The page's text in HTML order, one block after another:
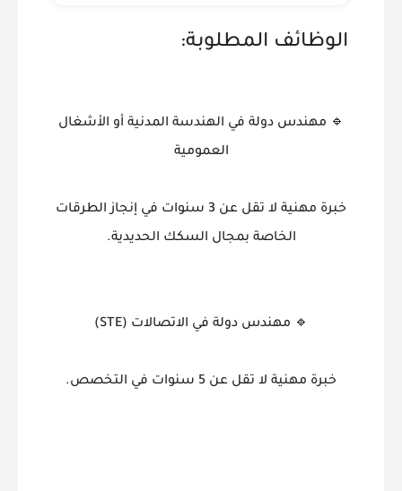
الوظائف المطلوبة:
🔹 مهندس دولة في الهندسة المدنية أو الأشغال
العمومية
خبرة مهنية لا تقل عن 3 سنوات في إنجاز الطرقات
الخاصة بمجال السكك الحديدية.
🔹 مهندس دولة في الاتصالات (STE)
خبرة مهنية لا تقل عن 5 سنوات في التخصص.